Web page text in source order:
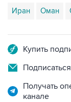
Иран Оман
Купить
Получать
канале